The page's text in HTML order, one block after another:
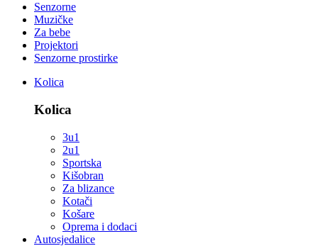
Senzorne
Muzičke
Za bebe
Projektori
Senzorne prostirke
Kolica
Kolica
3u1
2u1
Sportska
Kišobran
Za blizance
Kotači
Košare
Oprema i dodaci
Autosjedalice